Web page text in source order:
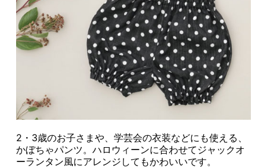
2・3歳のお子さまや、学芸会の衣装などにも使える、
かぼちゃパンツ。ハロウィーンに合わせてジャックオ
ーランタン風にアレンジしてもかわいいです。